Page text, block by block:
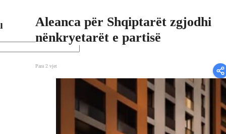
Aleanca për Shqiptarët zgjodhi
nënkryetarët e partisë
Para 2 vjet